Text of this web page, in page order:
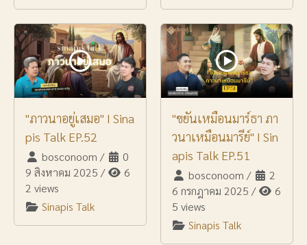
"ภาวนาอยู่เสมอ" I Sina
pis Talk EP.52
bosconoom /
0
9 สิงหาคม 2025 /
6
2 views
Sinapis Talk
"ขยันเหมือนมาร์ธา ภา
วนาเหมือนมารีย์" I Sin
apis Talk EP.51
bosconoom /
2
6 กรกฎาคม 2025 /
6
5 views
Sinapis Talk